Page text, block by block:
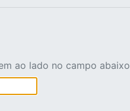
ao lado no campo abaixo